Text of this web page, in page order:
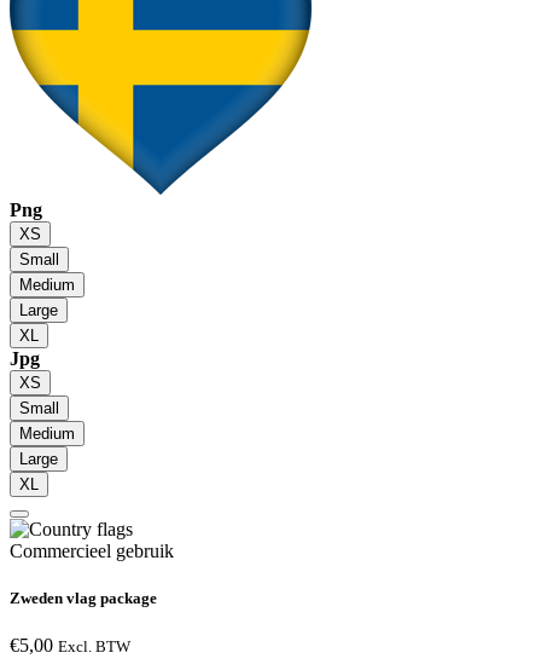
Png
XS
Small
Medium
Large
XL
Jpg
XS
Small
Medium
Large
XL
Commercieel gebruik
Zweden vlag package
€5,00 Excl. BTW